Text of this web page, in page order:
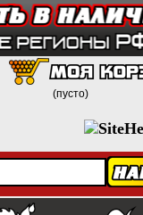
(пусто)